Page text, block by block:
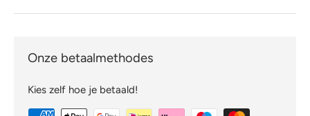
Onze betaalmethodes
Kies zelf hoe je betaald!